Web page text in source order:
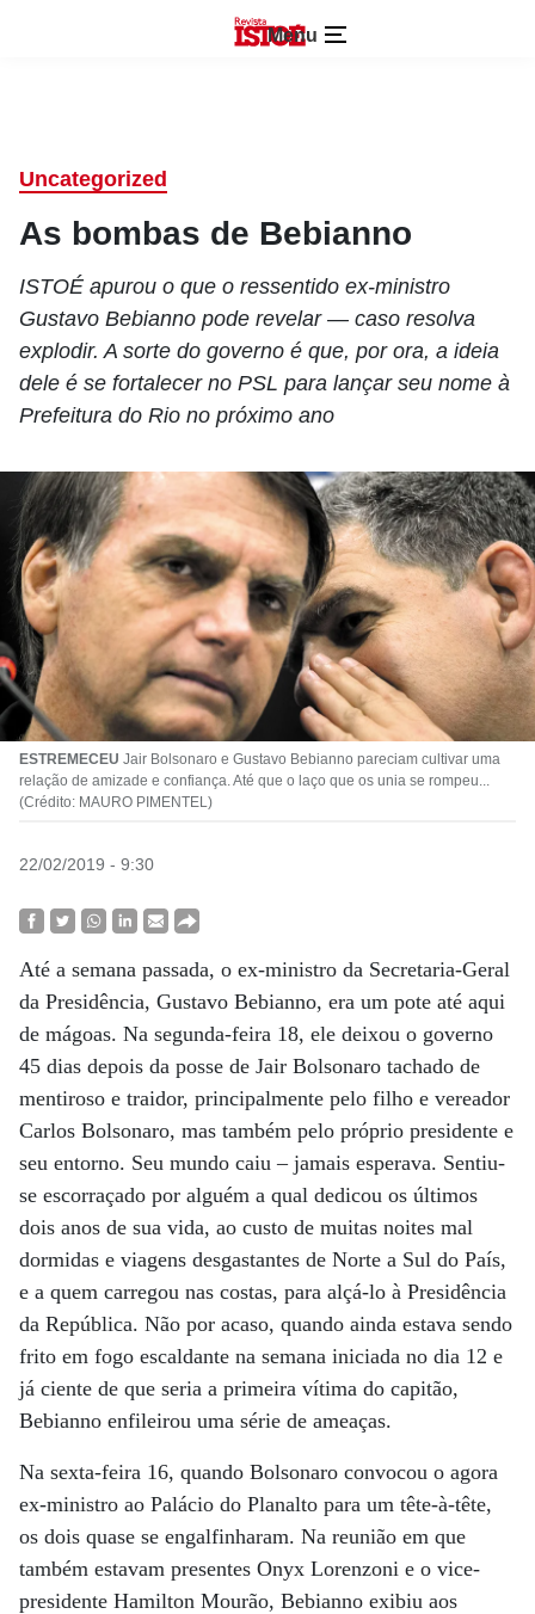
Menu
Uncategorized
As bombas de Bebianno
ISTOÉ apurou o que o ressentido ex-ministro
Gustavo Bebianno pode revelar — caso resolva
explodir. A sorte do governo é que, por ora, a ideia
dele é se fortalecer no PSL para lançar seu nome à
Prefeitura do Rio no próximo ano
ESTREMECEU Jair Bolsonaro e Gustavo Bebianno pareciam cultivar uma
relação de amizade e confiança. Até que o laço que os unia se rompeu...
(Crédito: MAURO PIMENTEL)
22/02/2019 - 9:30
Até a semana passada, o ex-ministro da Secretaria-Geral
da Presidência, Gustavo Bebianno, era um pote até aqui
de mágoas. Na segunda-feira 18, ele deixou o governo
45 dias depois da posse de Jair Bolsonaro tachado de
mentiroso e traidor, principalmente pelo filho e vereador
Carlos Bolsonaro, mas também pelo próprio presidente e
seu entorno. Seu mundo caiu – jamais esperava. Sentiu-
se escorraçado por alguém a qual dedicou os últimos
dois anos de sua vida, ao custo de muitas noites mal
dormidas e viagens desgastantes de Norte a Sul do País,
e a quem carregou nas costas, para alçá-lo à Presidência
da República. Não por acaso, quando ainda estava sendo
frito em fogo escaldante na semana iniciada no dia 12 e
já ciente de que seria a primeira vítima do capitão,
Bebianno enfileirou uma série de ameaças.
Na sexta-feira 16, quando Bolsonaro convocou o agora
ex-ministro ao Palácio do Planalto para um tête-à-tête,
os dois quase se engalfinharam. Na reunião em que
também estavam presentes Onyx Lorenzoni e o vice-
presidente Hamilton Mourão, Bebianno exibiu aos